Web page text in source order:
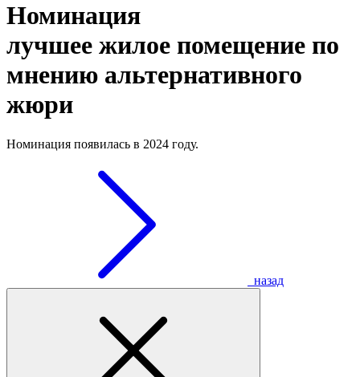
Номинация
лучшее жилое помещение по
мнению альтернативного
жюри
Номинация появилась в 2024 году.
назад